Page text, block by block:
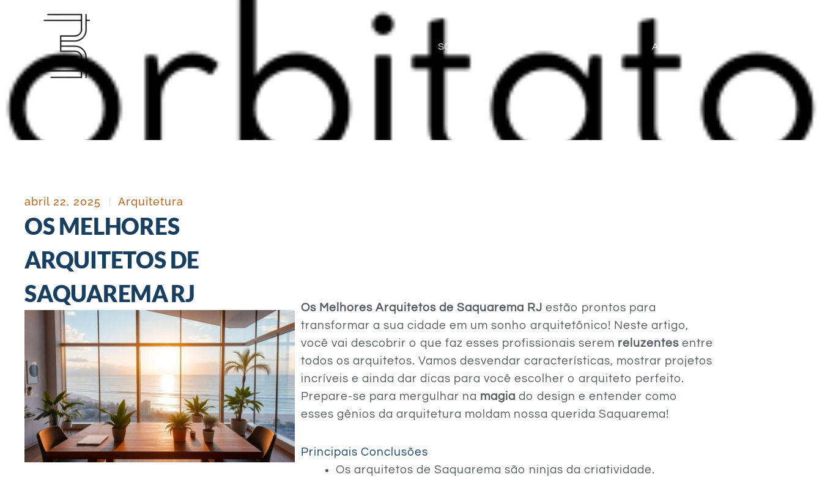
conteúdo
SOBRE ARTIGOS
abril 22, 2025 Arquitetura
OS MELHORES
ARQUITETOS DE
SAQUAREMA RJ
Os Melhores Arquitetos de Saquarema RJ estão prontos para
transformar a sua cidade em um sonho arquitetônico! Neste artigo,
você vai descobrir o que faz esses profissionais serem reluzentes entre
todos os arquitetos. Vamos desvendar características, mostrar projetos
incríveis e ainda dar dicas para você escolher o arquiteto perfeito.
Prepare-se para mergulhar na magia do design e entender como
esses gênios da arquitetura moldam nossa querida Saquarema!
Principais Conclusões
Os arquitetos de Saquarema são ninjas da criatividade.